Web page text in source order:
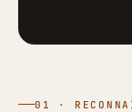
01 ·